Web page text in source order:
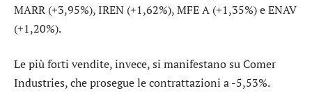
MARR (+3,95%),IREN (+1,62%),MFE A (+1,35%) eENAV
(+1,20%).
Le più forti vendite, invece, si manifestano suComer
Industries, che prosegue le contrattazioni a -5,53%.